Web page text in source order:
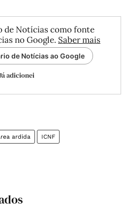
de Notícias como fonte
no Google. Saber mais
de Notícias ao Google
adicionei
ardida ICNF